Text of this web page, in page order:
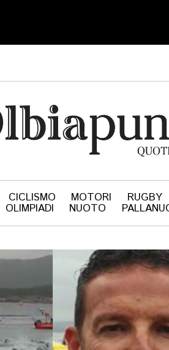
CICLISMO MOTORI RUGBY
OLIMPIADI NUOTO